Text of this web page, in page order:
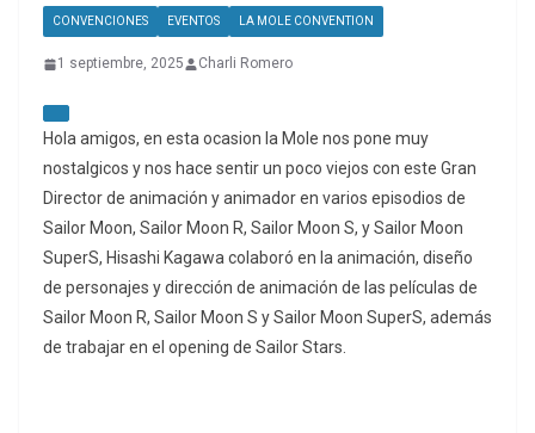
CONVENCIONES EVENTOS LA MOLE CONVENTION
1 septiembre, 2025 Charli Romero
Hola amigos, en esta ocasion la Mole nos pone muy
nostalgicos y nos hace sentir un poco viejos con este Gran
Director de animación y animador en varios episodios de
Sailor Moon, Sailor Moon R, Sailor Moon S, y Sailor Moon
SuperS, Hisashi Kagawa colaboró en la animación, diseño
de personajes y dirección de animación de las películas de
Sailor Moon R, Sailor Moon S y Sailor Moon SuperS, además
de trabajar en el opening de Sailor Stars.